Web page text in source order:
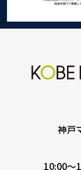
神戸
10:00～